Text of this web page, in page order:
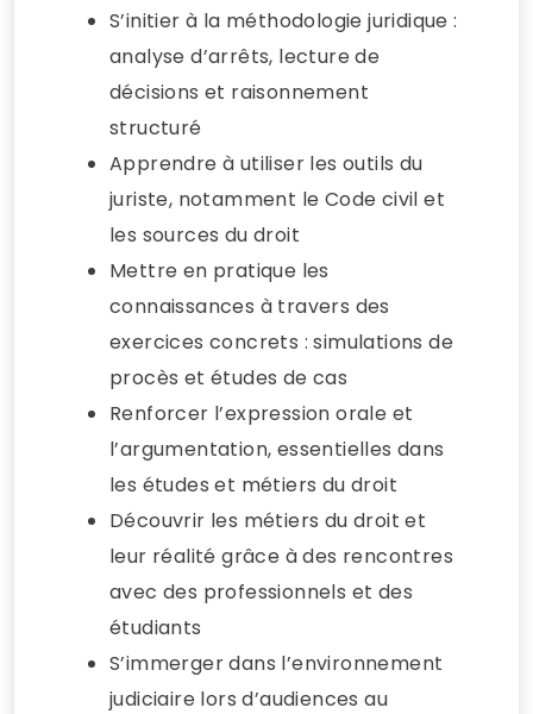
S’initier à la méthodologie juridique :
analyse d’arrêts, lecture de
décisions et raisonnement
structuré
Apprendre à utiliser les outils du
juriste, notamment le Code civil et
les sources du droit
Mettre en pratique les
connaissances à travers des
exercices concrets : simulations de
procès et études de cas
Renforcer l’expression orale et
l’argumentation, essentielles dans
les études et métiers du droit
Découvrir les métiers du droit et
leur réalité grâce à des rencontres
avec des professionnels et des
étudiants
S’immerger dans l’environnement
judiciaire lors d’audiences au